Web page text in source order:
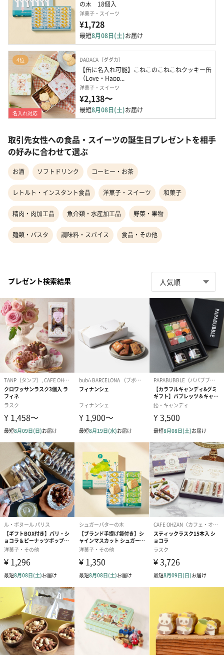
の⽊　18個入
洋菓子・スイーツ
¥1,728
最短8月08日(土)お届け
4位
名入れ対応
DADACA（ダダカ）
【缶に名入れ可能】こねこのこねこねクッキー缶
（Love・Happ...
洋菓子・スイーツ
¥2,138〜
最短8月08日(土)お届け
取引先女性への食品・スイーツの誕生日プレゼントを相手
の好みに合わせて選ぶ
お酒 ソフトドリンク コーヒー・お茶
レトルト・インスタント食品 洋菓子・スイーツ 和菓子
精肉・肉加工品 魚介類・水産加工品 野菜・果物
麺類・パスタ 調味料・スパイス 食品・その他
プレゼント検索結果